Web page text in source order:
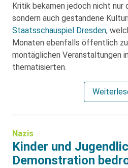
Kritik bekamen jedoch nicht nur
sondern auch gestandene
Staatsschauspiel Dresden,
Monaten ebenfalls öffentlich
montäglichen Veranstaltungen
thematisierten.
Nazis
Kinder und
Demonstration